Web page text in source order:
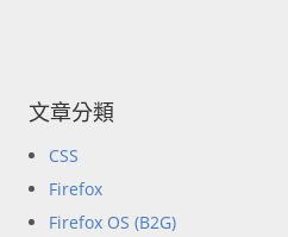
文章分類
CSS
Firefox
Firefox OS (B2G)